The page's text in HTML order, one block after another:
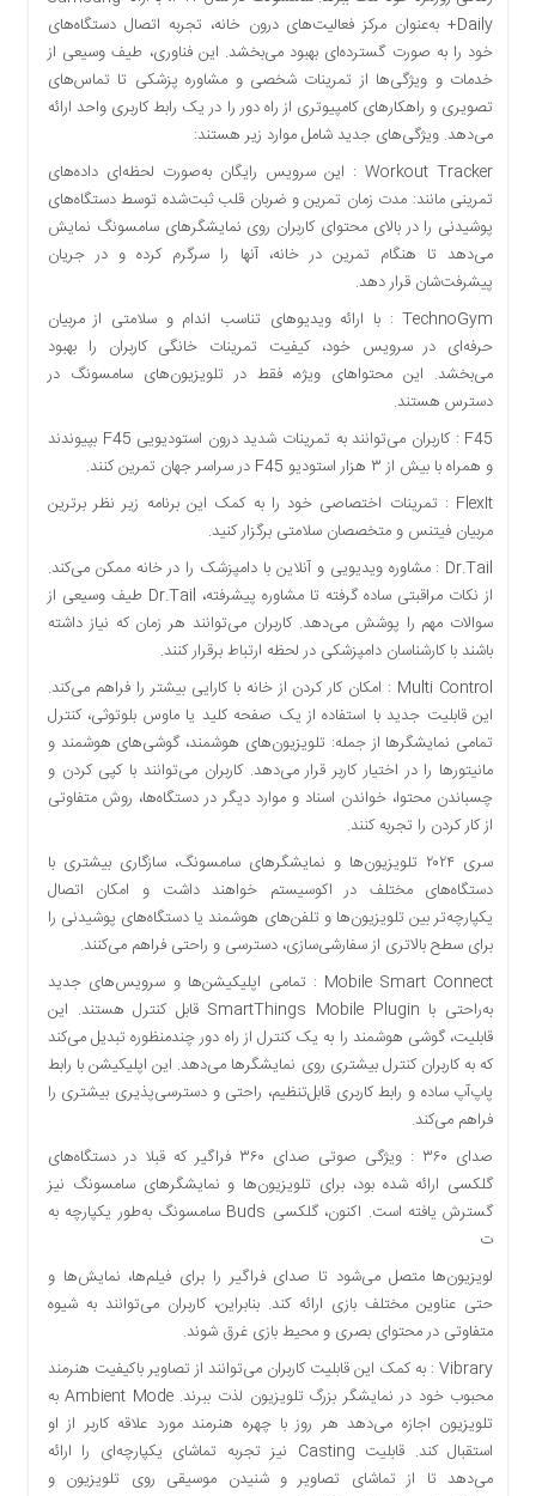
Daily+ به‌عنوان مرکز فعالیت‌های درون خانه، تجربه اتصال دستگاه‌های
خود را به صورت گسترده‌ای بهبود می‌بخشد. این فناوری، طیف وسیعی از
خدمات و ویژگی‌ها از تمرینات شخصی و مشاوره پزشکی تا تماس‌های
تصویری و راهکارهای کامپیوتری از راه دور را در یک رابط کاربری واحد ارائه
می‌دهد. ویژگی‌های جدید شامل موارد زیر هستند:
Workout Tracker : این سرویس رایگان به‌صورت لحظه‌ای داده‌های
تمرینی مانند: مدت زمان تمرین و ضربان قلب ثبت‌شده توسط دستگاه‌های
پوشیدنی را در بالای محتوای کاربران روی نمایشگرهای سامسونگ نمایش
می‌دهد تا هنگام تمرین در خانه، آنها را سرگرم کرده و در جریان
پیشرفت‌شان قرار دهد.
TechnoGym : با ارائه ویدیوهای تناسب اندام و سلامتی از مربیان
حرفه‌ای در سرویس خود، کیفیت تمرینات خانگی کاربران را بهبود
می‌بخشد. این محتواهای ویژه، فقط در تلویزیون‌های سامسونگ در
دسترس هستند.
F45 : کاربران می‌توانند به تمرینات شدید درون استودیویی F45 بپیوندند
و همراه با بیش از ۳ هزار استودیو F45 در سراسر جهان تمرین کنند.
FlexIt : تمرینات اختصاصی خود را به کمک این برنامه زیر نظر برترین
مربیان فیتنس و متخصصان سلامتی برگزار کنید.
Dr.Tail : مشاوره ویدیویی و آنلاین با دامپزشک را در خانه ممکن می‌کند.
از نکات مراقبتی ساده گرفته تا مشاوره پیشرفته، Dr.Tail طیف وسیعی از
سوالات مهم را پوشش می‌دهد. کاربران می‌توانند هر زمان که نیاز داشته
باشند با کارشناسان دامپزشکی در لحظه ارتباط برقرار کنند.
Multi Control : امکان کار کردن از خانه با کارایی بیشتر را فراهم می‌کند.
این قابلیت جدید با استفاده از یک صفحه کلید یا ماوس بلوتوثی، کنترل
تمامی نمایشگرها از جمله: تلویزیون‌های هوشمند، گوشی‌های هوشمند و
مانیتورها را در اختیار کاربر قرار می‌دهد. کاربران می‌توانند با کپی کردن و
چسباندن محتوا، خواندن اسناد و موارد دیگر در دستگاه‌ها، روش متفاوتی
از کار کردن را تجربه کنند.
سری ۲۰۲۴ تلویزیون‌ها و نمایشگرهای سامسونگ، سازگاری بیشتری با
دستگاه‌های مختلف در اکوسیستم خواهند داشت و امکان اتصال
یکپارچه‌تر بین تلویزیون‌ها و تلفن‌های هوشمند یا دستگاه‌های پوشیدنی را
برای سطح بالاتری از سفارشی‌سازی، دسترسی و راحتی فراهم می‌کنند.
Mobile Smart Connect : تمامی اپلیکیشن‌ها و سرویس‌های جدید
به‌راحتی با SmartThings Mobile Plugin قابل کنترل هستند. این
قابلیت، گوشی هوشمند را به یک کنترل از راه دور چندمنظوره تبدیل می‌کند
که به کاربران کنترل بیشتری روی نمایشگرها می‌دهد. این اپلیکیشن با رابط
پاپ‌آپ ساده و رابط کاربری قابل‌تنظیم، راحتی و دسترسی‌پذیری بیشتری را
فراهم می‌کند.
صدای ۳۶۰ : ویژگی صوتی صدای ۳۶۰ فراگیر که قبلا در دستگاه‌های
گلکسی ارائه شده بود، برای تلویزیون‌ها و نمایشگرهای سامسونگ نیز
گسترش یافته است. اکنون، گلکسی Buds سامسونگ به‌طور یکپارچه به
ت
لویزیون‌ها متصل می‌شود تا صدای فراگیر را برای فیلم‌ها، نمایش‌ها و
حتی عناوین مختلف بازی ارائه کند. بنابراین، کاربران می‌توانند به شیوه
متفاوتی در محتوای بصری و محیط بازی غرق شوند.
Vibrary : به کمک این قابلیت کاربران می‌توانند از تصاویر باکیفیت هنرمند
محبوب خود در نمایشگر بزرگ تلویزیون لذت ببرند. Ambient Mode به
تلویزیون اجازه می‌دهد هر روز با چهره هنرمند مورد علاقه کاربر از او
استقبال کند. قابلیت Casting نیز تجربه تماشای یکپارچه‌ای را ارائه
می‌دهد تا از تماشای تصاویر و شنیدن موسیقی روی تلویزیون و